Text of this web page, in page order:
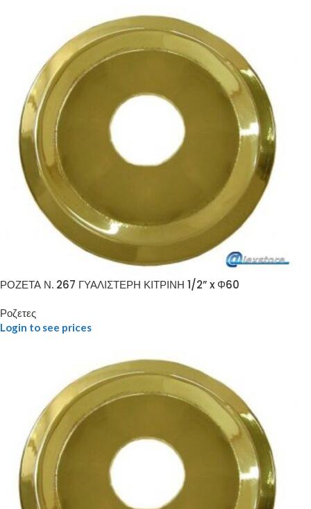
ΡΟΖΕΤΑ Ν. 267 ΓΥΑΛΙΣΤΕΡΗ ΚΙΤΡΙΝΗ 1/2” x Φ60
Ροζετες
Login to see prices